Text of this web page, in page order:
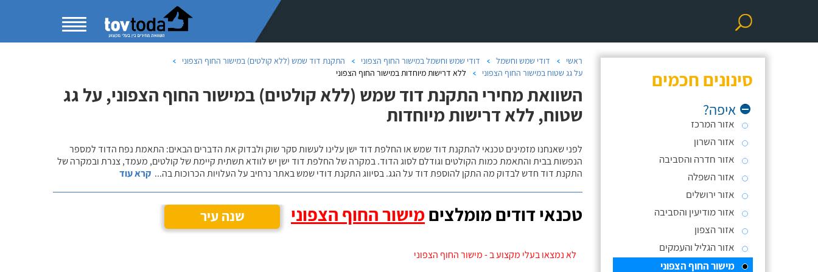
סינונים חכמים
איפה?
אזור המרכז
אזור השרון
אזור חדרה והסביבה
אזור השפלה
אזור ירושלים
אזור מודיעין והסביבה
אזור הצפון
אזור הגליל והעמקים
מישור החוף הצפוני
ראשי דודי שמש וחשמל דודי שמש וחשמל במישור החוף הצפוני
התקנת דוד שמש (ללא קולטים) במישור החוף הצפוני
על גג שטוח במישור החוף הצפוני
ללא דרישות מיוחדות במישור החוף הצפוני
השוואת מחירי התקנת דוד שמש (ללא קולטים) במישור החוף הצפוני, על גג
שטוח, ללא דרישות מיוחדות
לפני שאנחנו מזמינים טכנאי להתקנת דוד שמש או החלפת דוד ישן עלינו לעשות סקר שוק ולבדוק את הדברים הבאים: התאמת נפח הדוד למספר
הנפשות בבית והתאמת כמות הקולטים וגודלם לסוג הדוד. במקרה של החלפת דוד ישן יש לוודא תשתית קיימת של קולטים, מעמד, צנרת ובמקרה של
התקנת דוד חדש לבדוק מה התקן להוספת דוד על הגג. בסיווג התקנת דודי שמש באתר נרחיב על העלויות הכרוכות בה... קרא עוד
טכנאי דודים מומלצים מישור החוף הצפוני שנה עיר
לא נמצאו בעלי מקצוע ב - מישור החוף הצפוני